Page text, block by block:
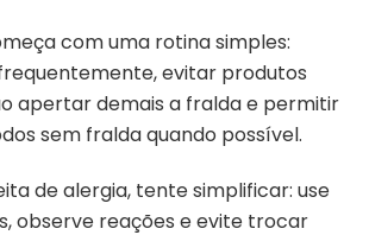
com uma rotina simples:
evitar produtos
apertar demais a fralda e permitir
sem fralda quando possível.
de alergia, tente simplificar: use
observe reações e evite trocar